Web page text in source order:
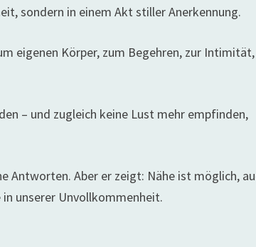
sondern in einem Akt stiller Anerkennung.
eigenen Körper, zum Begehren, zur Intimität,
– und zugleich keine Lust mehr empfinden,
Antworten. Aber er zeigt: Nähe ist möglich,
unserer Unvollkommenheit.